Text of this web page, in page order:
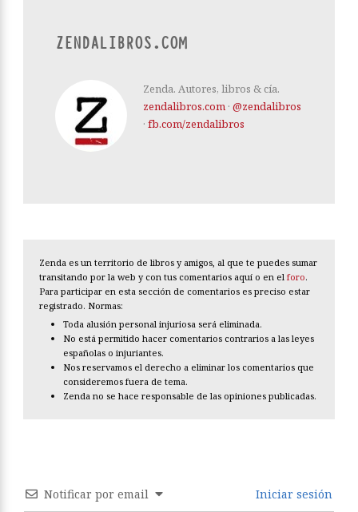
ZENDALIBROS.COM
Zenda. Autores, libros & cía.
zendalibros.com · @zendalibros
· fb.com/zendalibros
Zenda es un territorio de libros y amigos, al que te puedes sumar
transitando por la web y con tus comentarios aquí o en el foro.
Para participar en esta sección de comentarios es preciso estar
registrado. Normas:
Toda alusión personal injuriosa será eliminada.
No está permitido hacer comentarios contrarios a las leyes
españolas o injuriantes.
Nos reservamos el derecho a eliminar los comentarios que
consideremos fuera de tema.
Zenda no se hace responsable de las opiniones publicadas.
Notificar por email Iniciar sesión